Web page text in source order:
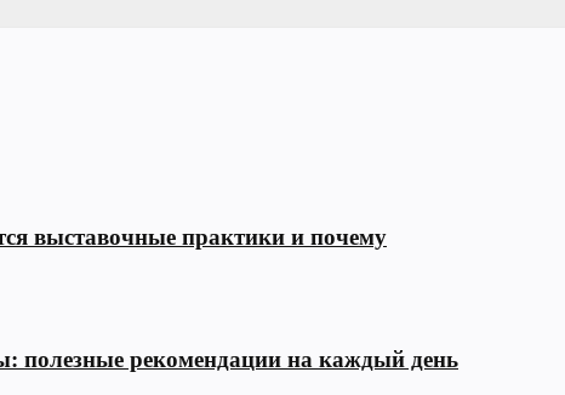
выставочные практики и почему
полезные рекомендации на каждый день